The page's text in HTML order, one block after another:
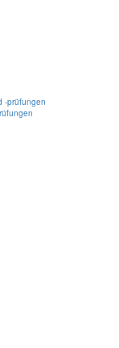
-prüfungen